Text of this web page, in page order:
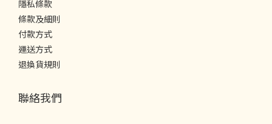
隱私條款
條款及細則
付款方式
運送方式
退換貨規則
聯絡我們